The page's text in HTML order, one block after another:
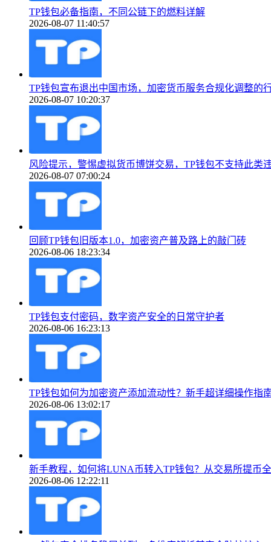
TP钱包必备指南，不同公链下的燃料详解
2026-08-07 11:40:57
TP钱包宣布退出中国市场，加密货币服务合规化调整的
2026-08-07 10:20:37
风险提示，警惕虚拟货币博饼交易，TP钱包不支持此类
2026-08-07 07:00:24
回顾TP钱包旧版本1.0，加密资产普及路上的敲门砖
2026-08-06 18:23:34
TP钱包支付密码，数字资产安全的日常守护者
2026-08-06 16:23:13
TP钱包如何为加密资产添加流动性？新手超详细操作指
2026-08-06 13:02:17
新手教程，如何将LUNA币转入TP钱包？从交易所提币
2026-08-06 12:22:11